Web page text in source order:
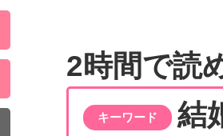
2時間で読
キーワード 結